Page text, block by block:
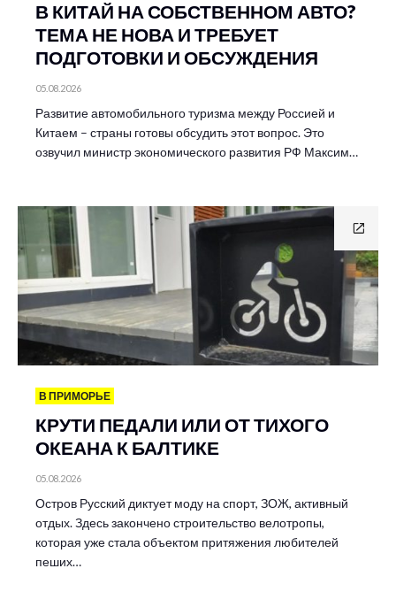
В КИТАЙ НА СОБСТВЕННОМ АВТО?
ТЕМА НЕ НОВА И ТРЕБУЕТ
ПОДГОТОВКИ И ОБСУЖДЕНИЯ
05.08.2026
Развитие автомобильного туризма между Россией и
Китаем – страны готовы обсудить этот вопрос. Это
озвучил министр экономического развития РФ Максим…
В ПРИМОРЬЕ
КРУТИ ПЕДАЛИ ИЛИ ОТ ТИХОГО
ОКЕАНА К БАЛТИКЕ
05.08.2026
Остров Русский диктует моду на спорт, ЗОЖ, активный
отдых. Здесь закончено строительство велотропы,
которая уже стала объектом притяжения любителей
пеших…